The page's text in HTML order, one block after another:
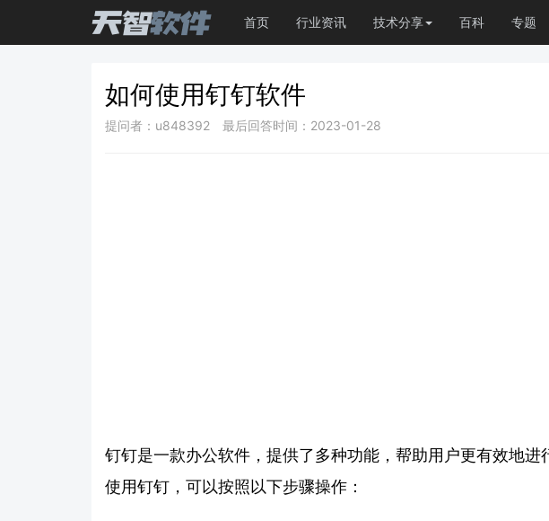
首页 行业资讯 技术分享 百科 专题
如何使用钉钉软件
提问者：u848392 最后回答时间：2023-01-28
钉钉是一款办公软件，提供了多种功能，帮助用户更有效地进
使用钉钉，可以按照以下步骤操作：